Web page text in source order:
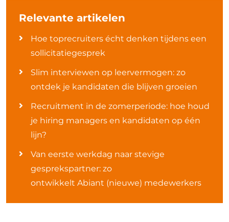
Relevante artikelen
Hoe toprecruiters écht denken tijdens een
sollicitatiegesprek
Slim interviewen op leervermogen: zo
ontdek je kandidaten die blijven groeien
Recruitment in de zomerperiode: hoe houd
je hiring managers en kandidaten op één
lijn?
Van eerste werkdag naar stevige
gesprekspartner: zo
ontwikkelt Abiant (nieuwe) medewerkers